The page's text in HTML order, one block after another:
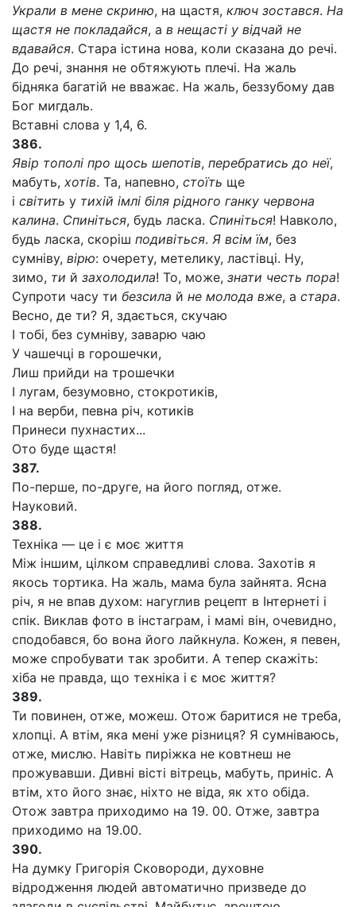
Украли в мене скриню, на щастя, ключ зостався. На
щастя не покладайся, а в нещасті у відчай не
вдавайся. Стара істина нова, коли сказана до речі.
До речі, знання не обтяжують плечі. На жаль
бідняка багатій не вважає. На жаль, беззубому дав
Бог мигдаль.
Вставні слова у 1,4, 6.
386.
Явір тополі про щось шепотів, перебратись до неї,
мабуть, хотів. Та, напевно, стоїть ще
і світить у тихій імлі біля рідного ганку червона
калина. Спиніться, будь ласка. Спиніться! Навколо,
будь ласка, скоріш подивіться. Я всім їм, без
сумніву, вірю: очерету, метелику, ластівці. Ну,
зимо, ти й захолодила! То, може, знати честь пора!
Супроти часу ти безсила й не молода вже, а стара.
Весно, де ти? Я, здається, скучаю
І тобі, без сумніву, заварю чаю
У чашечці в горошечки,
Лиш прийди на трошечки
І лугам, безумовно, стокротиків,
І на верби, певна річ, котиків
Принеси пухнастих...
Ото буде щастя!
387.
По-перше, по-друге, на його погляд, отже.
Науковий.
388.
Техніка — це і є моє життя
Між іншим, цілком справедливі слова. Захотів я
якось тортика. На жаль, мама була зайнята. Ясна
річ, я не впав духом: нагуглив рецепт в Інтернеті і
спік. Виклав фото в інстаграм, і мамі він, очевидно,
сподобався, бо вона його лайкнула. Кожен, я певен,
може спробувати так зробити. А тепер скажіть:
хіба не правда, що техніка і є моє життя?
389.
Ти повинен, отже, можеш. Отож баритися не треба,
хлопці. А втім, яка мені уже різниця? Я сумніваюсь,
отже, мислю. Навіть пиріжка не ковтнеш не
прожувавши. Дивні вісті вітрець, мабуть, приніс. А
втім, хто його знає, ніхто не віда, як хто обіда.
Отож завтра приходимо на 19. 00. Отже, завтра
приходимо на 19.00.
390.
На думку Григорія Сковороди, духовне
відродження людей автоматично призведе до